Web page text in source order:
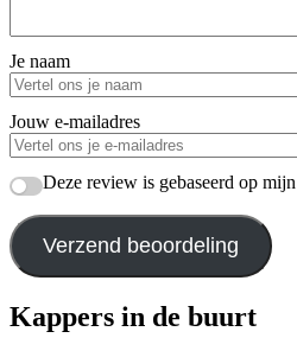
Je naam
Jouw e-mailadres
Deze review is gebaseerd op
Verzend beoordeling
Kappers in de buurt